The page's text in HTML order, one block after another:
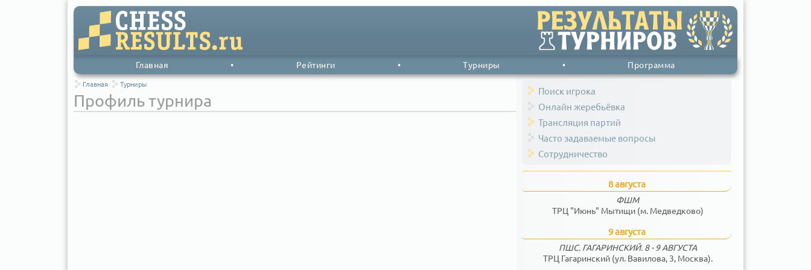
Главная • Рейтинги • Турниры • Программа
Главная Турниры
Профиль турнира
Поиск игрока
Онлайн жеребьёвка
Трансляция партий
Часто задаваемые вопросы
Сотрудничество
8 августа
ФШМ
ТРЦ "Июнь" Мытищи (м. Медведково)
9 августа
ПШС. ГАГАРИНСКИЙ. 8 - 9 АВГУСТА
ТРЦ Гагаринский (ул. Вавилова, 3, Москва).